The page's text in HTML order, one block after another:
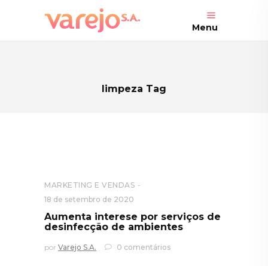
Menu
limpeza Tag
MARKETING E VENDAS
18 de setembro de 2020
Aumenta interese por serviços de
desinfecção de ambientes
por Varejo S.A. 0 comentários